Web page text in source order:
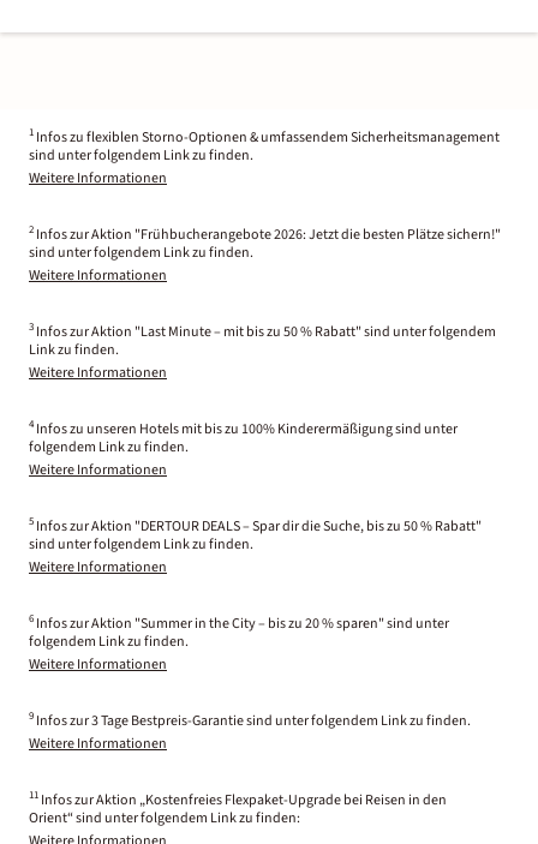
1 Infos zu flexiblen Storno-Optionen & umfassendem Sicherheitsmanagement
sind unter folgendem Link zu finden.
Weitere Informationen
2 Infos zur Aktion "Frühbucherangebote 2026: Jetzt die besten Plätze sichern!"
sind unter folgendem Link zu finden.
Weitere Informationen
3 Infos zur Aktion "Last Minute – mit bis zu 50 % Rabatt" sind unter folgendem
Link zu finden.
Weitere Informationen
4 Infos zu unseren Hotels mit bis zu 100% Kinderermäßigung sind unter
folgendem Link zu finden.
Weitere Informationen
5 Infos zur Aktion "DERTOUR DEALS – Spar dir die Suche, bis zu 50 % Rabatt"
sind unter folgendem Link zu finden.
Weitere Informationen
6 Infos zur Aktion "Summer in the City – bis zu 20 % sparen" sind unter
folgendem Link zu finden.
Weitere Informationen
9 Infos zur 3 Tage Bestpreis-Garantie sind unter folgendem Link zu finden.
Weitere Informationen
11 Infos zur Aktion „Kostenfreies Flexpaket-Upgrade bei Reisen in den
Orient“ sind unter folgendem Link zu finden: